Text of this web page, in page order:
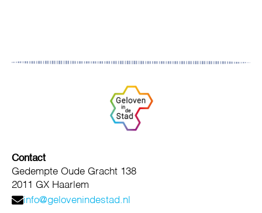
Contact
Gedempte Oude Gracht 138
2011 GX Haarlem
info@gelovenindestad.nl